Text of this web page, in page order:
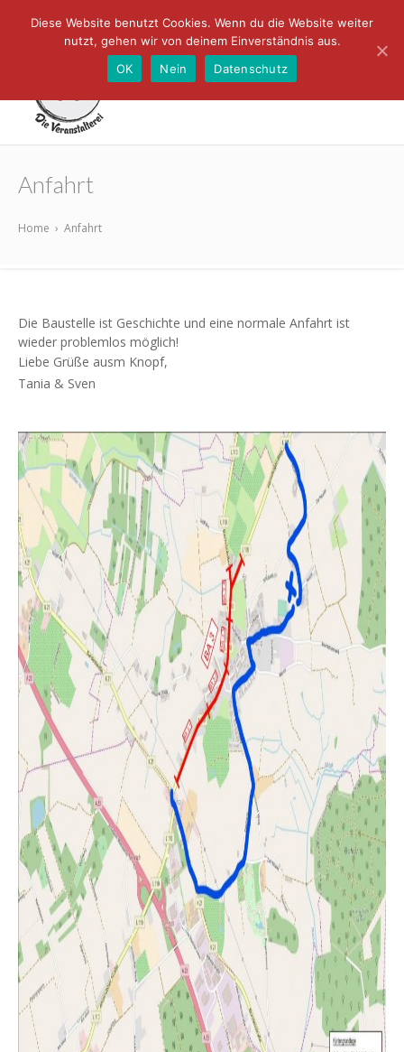
Das Knopf -
Die
Veranstalterei
Konzerte und
mehr in Ellerhoop
Anfahrt
Home › Anfahrt
Die Baustelle ist Geschichte und eine normale Anfahrt ist
wieder problemlos möglich!
Liebe Grüße ausm Knopf,
Tania & Sven
Diese Website benutzt Cookies. Wenn du die Website weiter
nutzt, gehen wir von deinem Einverständnis aus.
OK
Nein Datenschutz